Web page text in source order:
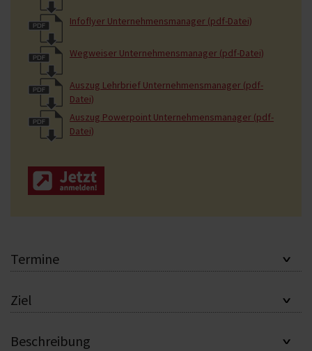
Infoflyer Unternehmensmanager (pdf-Datei)
Wegweiser Unternehmensmanager (pdf-Datei)
Auszug Lehrbrief Unternehmensmanager (pdf-
Datei)
Auszug Powerpoint Unternehmensmanager (pdf-
Datei)
Termine
Ziel
Beschreibung